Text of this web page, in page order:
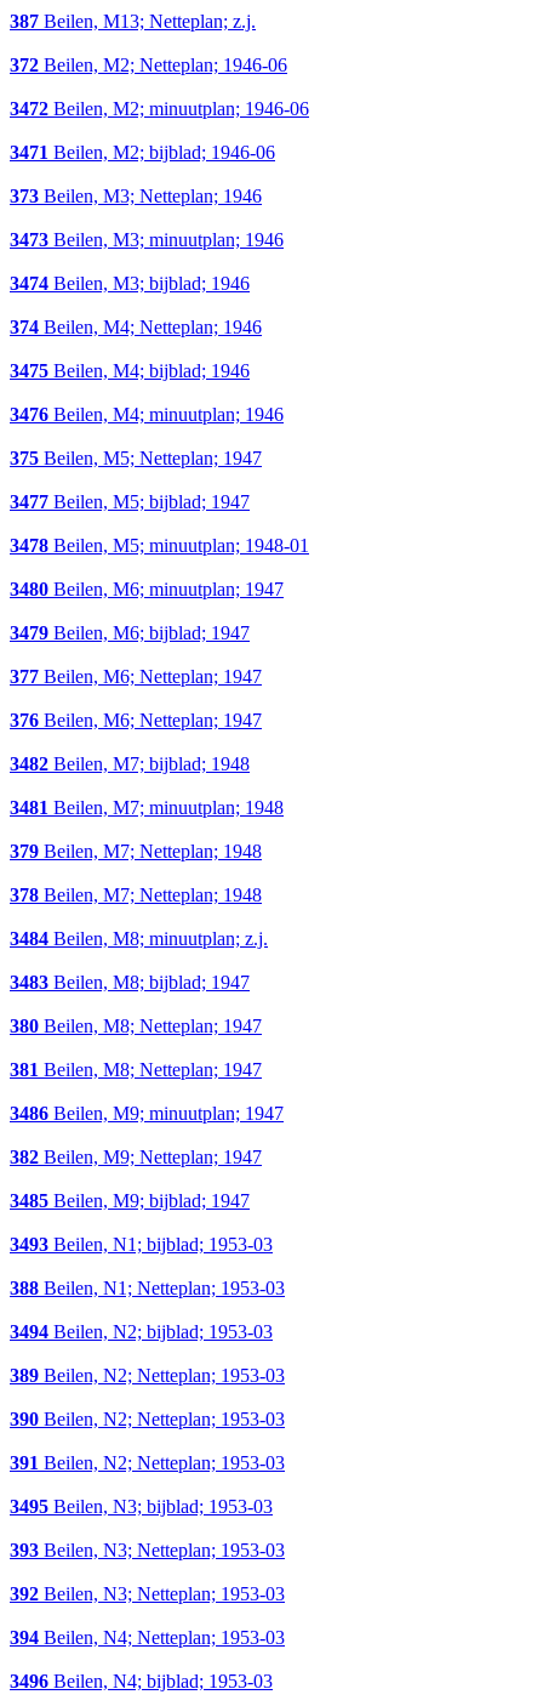
387 Beilen, M13; Netteplan; z.j.
372 Beilen, M2; Netteplan; 1946-06
3472 Beilen, M2; minuutplan; 1946-06
3471 Beilen, M2; bijblad; 1946-06
373 Beilen, M3; Netteplan; 1946
3473 Beilen, M3; minuutplan; 1946
3474 Beilen, M3; bijblad; 1946
374 Beilen, M4; Netteplan; 1946
3475 Beilen, M4; bijblad; 1946
3476 Beilen, M4; minuutplan; 1946
375 Beilen, M5; Netteplan; 1947
3477 Beilen, M5; bijblad; 1947
3478 Beilen, M5; minuutplan; 1948-01
3480 Beilen, M6; minuutplan; 1947
3479 Beilen, M6; bijblad; 1947
377 Beilen, M6; Netteplan; 1947
376 Beilen, M6; Netteplan; 1947
3482 Beilen, M7; bijblad; 1948
3481 Beilen, M7; minuutplan; 1948
379 Beilen, M7; Netteplan; 1948
378 Beilen, M7; Netteplan; 1948
3484 Beilen, M8; minuutplan; z.j.
3483 Beilen, M8; bijblad; 1947
380 Beilen, M8; Netteplan; 1947
381 Beilen, M8; Netteplan; 1947
3486 Beilen, M9; minuutplan; 1947
382 Beilen, M9; Netteplan; 1947
3485 Beilen, M9; bijblad; 1947
3493 Beilen, N1; bijblad; 1953-03
388 Beilen, N1; Netteplan; 1953-03
3494 Beilen, N2; bijblad; 1953-03
389 Beilen, N2; Netteplan; 1953-03
390 Beilen, N2; Netteplan; 1953-03
391 Beilen, N2; Netteplan; 1953-03
3495 Beilen, N3; bijblad; 1953-03
393 Beilen, N3; Netteplan; 1953-03
392 Beilen, N3; Netteplan; 1953-03
394 Beilen, N4; Netteplan; 1953-03
3496 Beilen, N4; bijblad; 1953-03